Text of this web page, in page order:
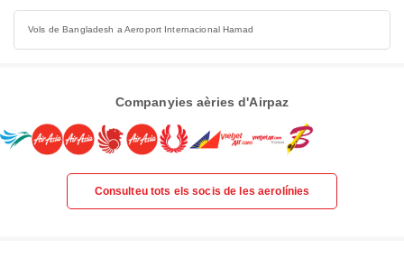
Vols de Bangladesh a Aeroport Internacional Hamad
Companyies aèries d'Airpaz
Consulteu tots els socis de les aerolínies